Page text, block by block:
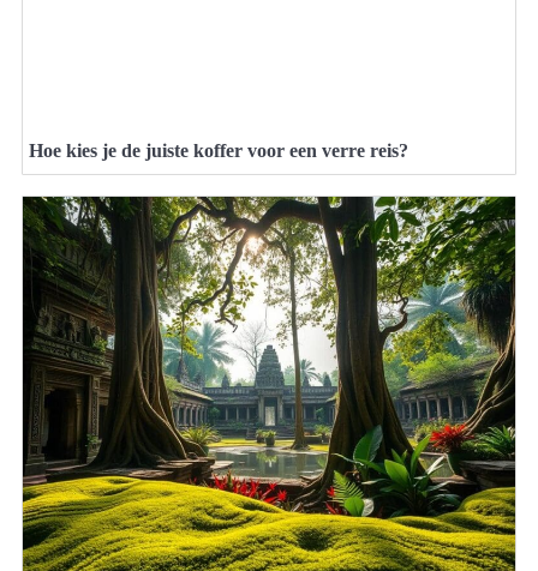
Hoe kies je de juiste koffer voor een verre reis?